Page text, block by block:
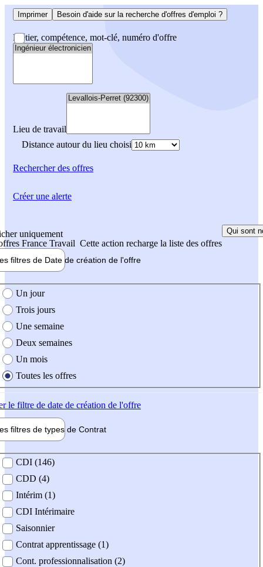
Imprimer Besoin d'aide sur la recherche d'offres d'emploi ?
Métier, compétence, mot-clé, numéro d'offre
Lieu de travail
Distance autour du lieu choisi
Rechercherdes offres
uniquement
France Travail Cette action recharge la liste des offres
Qui sont
filtres de Date de création de l'offre
création de l'offre
Un jour
Trois jours
Une semaine
Deux semaines
Un mois
Toutes les offres
le filtre de date de création de l'offre
filtres de types de Contrat
contrat
CDI (146)
CDD (4)
Intérim (1)
CDI Intérimaire
Saisonnier
Contrat apprentissage (1)
Cont. professionnalisation (2)
Créer une alerte